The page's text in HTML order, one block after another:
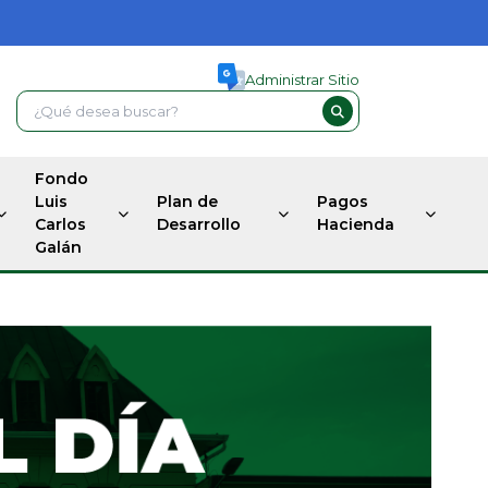
Administrar Sitio
Fondo
Luis
Carlos
Galán
Plan de
Desarrollo
Pagos
Hacienda